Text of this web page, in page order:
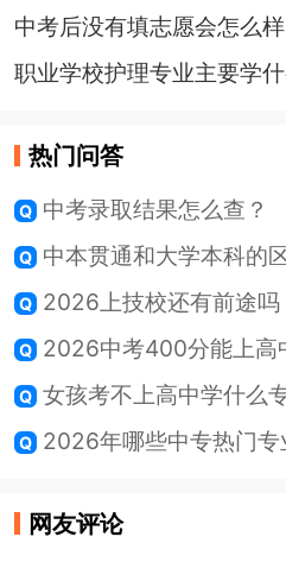
中考后没有填志愿会怎么
职业学校护理专业主要学什
热门问答
中考录取结果怎么查？
中本贯通和大学本科的
2026上技校还有前途吗
2026中考400分能上高
女孩考不上高中学什么
2026年哪些中专热门专
网友评论